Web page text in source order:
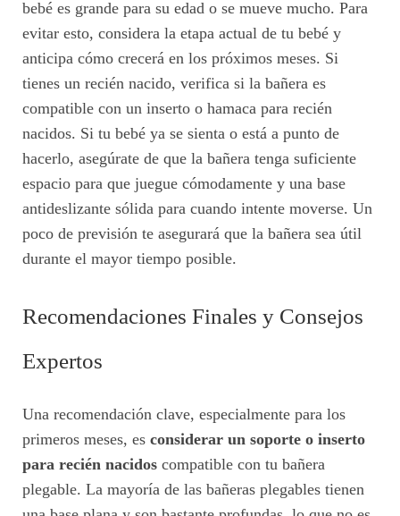
bebé es grande para su edad o se mueve mucho. Para
evitar esto, considera la etapa actual de tu bebé y
anticipa cómo crecerá en los próximos meses. Si
tienes un recién nacido, verifica si la bañera es
compatible con un inserto o hamaca para recién
nacidos. Si tu bebé ya se sienta o está a punto de
hacerlo, asegúrate de que la bañera tenga suficiente
espacio para que juegue cómodamente y una base
antideslizante sólida para cuando intente moverse. Un
poco de previsión te asegurará que la bañera sea útil
durante el mayor tiempo posible.
Recomendaciones Finales y Consejos
Expertos
Una recomendación clave, especialmente para los
primeros meses, es considerar un soporte o inserto
para recién nacidos compatible con tu bañera
plegable. La mayoría de las bañeras plegables tienen